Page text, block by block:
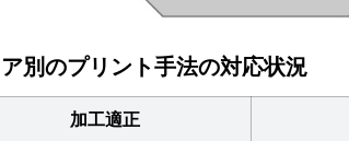
別のプリント手法の対応状況
加工適正